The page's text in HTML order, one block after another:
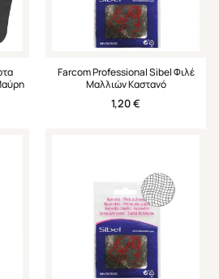
Farcom Professional Sibel Φιλέ
Μαλλιών Καστανό
1,20€